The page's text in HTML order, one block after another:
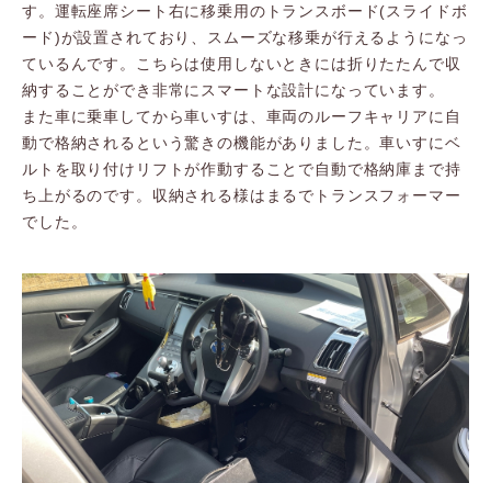
す。運転座席シート右に移乗用のトランスボード(スライドボ
ード)が設置されており、スムーズな移乗が行えるようになっ
ているんです。こちらは使用しないときには折りたたんで収
納することができ非常にスマートな設計になっています。
また車に乗車してから車いすは、車両のルーフキャリアに自
動で格納されるという驚きの機能がありました。車いすにベ
ルトを取り付けリフトが作動することで自動で格納庫まで持
ち上がるのです。収納される様はまるでトランスフォーマー
でした。